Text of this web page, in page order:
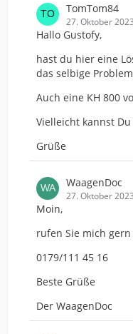
TomTom84
27. Oktober
Hallo Gustofy,
hast du hier eine
das selbige
Auch eine KH 800
Vielleicht kannst
Grüße
WaagenDoc
27. Oktober
Moin,
rufen Sie mich
0179/111 45 16
Beste Grüße
Der WaagenDoc